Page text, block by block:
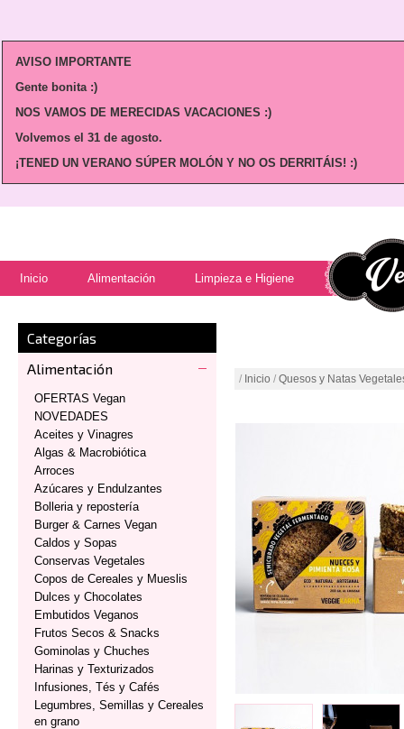
AVISO IMPORTANTE
Gente bonita :)
NOS VAMOS DE MERECIDAS VACACIONES :)
Volvemos el 31 de agosto.
¡TENED UN VERANO SÚPER MOLÓN Y NO OS DERRITÁIS! :)
Inicio Alimentación Limpieza e Higiene
Categorías
Alimentación
OFERTAS Vegan
NOVEDADES
Aceites y Vinagres
Algas & Macrobiótica
Arroces
Azúcares y Endulzantes
Bolleria y repostería
Burger & Carnes Vegan
Caldos y Sopas
Conservas Vegetales
Copos de Cereales y Mueslis
Dulces y Chocolates
Embutidos Veganos
Frutos Secos & Snacks
Gominolas y Chuches
Harinas y Texturizados
Infusiones, Tés y Cafés
Legumbres, Semillas y Cereales
en grano
/ Inicio / Quesos y Natas